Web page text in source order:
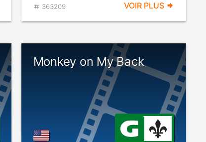
363209 VOIR PLUS
Monkey on My Back